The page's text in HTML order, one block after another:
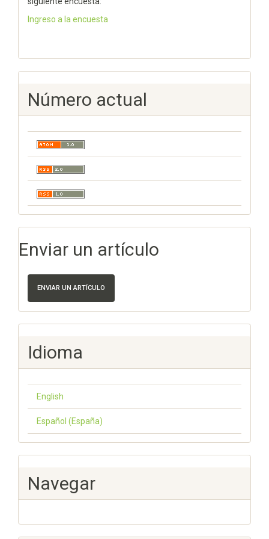
Ingreso a la encuesta
Número actual
Enviar un artículo
ENVIAR UN ARTÍCULO
Idioma
English
Español (España)
Navegar